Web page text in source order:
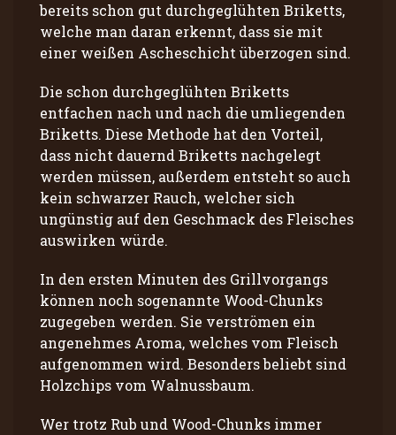
bereits schon gut durchgeglühten Briketts,
welche man daran erkennt, dass sie mit
einer weißen Ascheschicht überzogen sind.
Die schon durchgeglühten Briketts
entfachen nach und nach die umliegenden
Briketts. Diese Methode hat den Vorteil,
dass nicht dauernd Briketts nachgelegt
werden müssen, außerdem entsteht so auch
kein schwarzer Rauch, welcher sich
ungünstig auf den Geschmack des Fleisches
auswirken würde.
In den ersten Minuten des Grillvorgangs
können noch sogenannte Wood-Chunks
zugegeben werden. Sie verströmen ein
angenehmes Aroma, welches vom Fleisch
aufgenommen wird. Besonders beliebt sind
Holzchips vom Walnussbaum.
Wer trotz Rub und Wood-Chunks immer